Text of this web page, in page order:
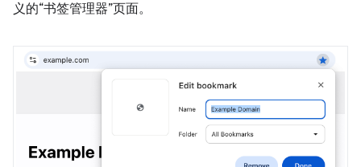
义的“书签管理器”页面。